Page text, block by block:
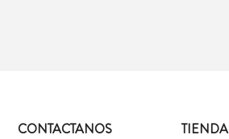
CONTACTANOS TIENDA